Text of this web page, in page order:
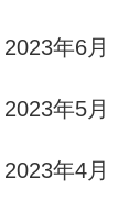
2023年6月
2023年5月
2023年4月